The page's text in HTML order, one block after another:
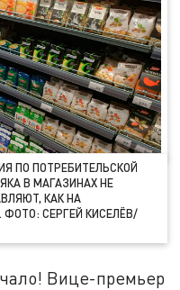
ПО ПОТРЕБИТЕЛЬСКОЙ
В МАГАЗИНАХ НЕ
КАК НА
СЕРГЕЙ КИСЕЛЁВ/
Вице-премьер